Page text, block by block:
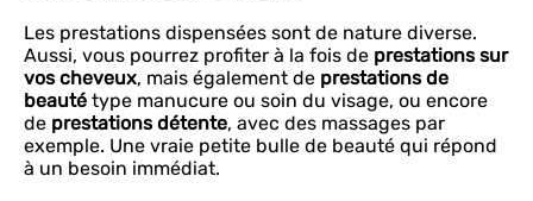
Les prestations dispensées sont de nature diverse.
Aussi, vous pourrez profiter à la fois de prestations sur
vos cheveux, mais également de prestations de
beauté type manucure ou soin du visage, ou encore
de prestations détente, avec des massages par
exemple. Une vraie petite bulle de beauté qui répond
à un besoin immédiat.